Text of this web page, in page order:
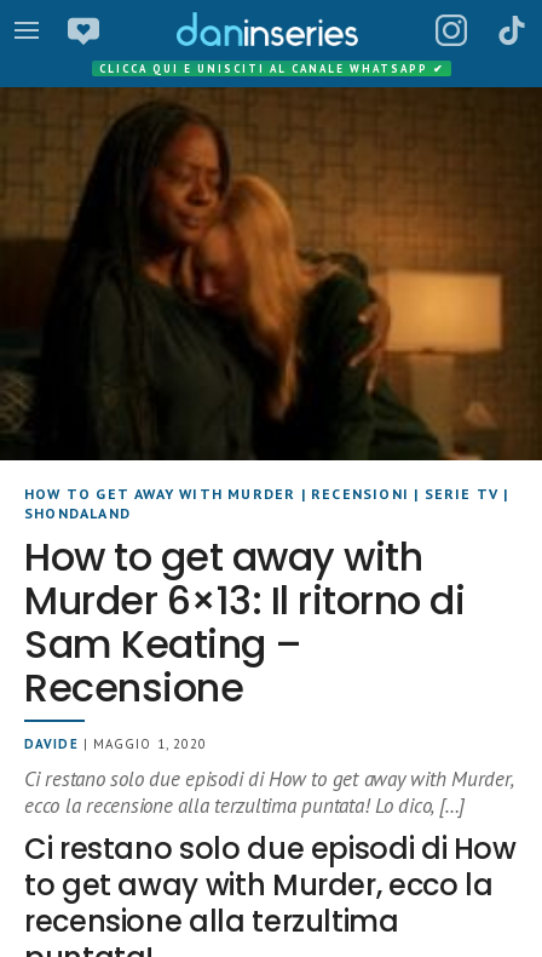
CLICCA QUI E UNISCITI AL CANALE WHATSAPP ✔
HOW TO GET AWAY WITH MURDER | RECENSIONI | SERIE TV |
SHONDALAND
How to get away with
Murder 6×13: Il ritorno di
Sam Keating –
Recensione
DAVIDE | MAGGIO 1, 2020
Ci restano solo due episodi di How to get away with Murder,
ecco la recensione alla terzultima puntata! Lo dico, […]
Ci restano solo due episodi di How
to get away with Murder, ecco la
recensione alla terzultima